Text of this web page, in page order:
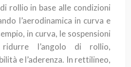
rollio in base alle condizioni
l’aerodinamica in curva e
in curva, le sospensioni
l’angolo di rollio,
e l’aderenza. In rettilineo,